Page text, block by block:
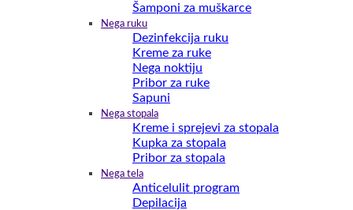
Šamponi za muškarce
Nega ruku
Dezinfekcija ruku
Kreme za ruke
Nega noktiju
Pribor za ruke
Sapuni
Nega stopala
Kreme i sprejevi za stopala
Kupka za stopala
Pribor za stopala
Nega tela
Anticelulit program
Depilacija